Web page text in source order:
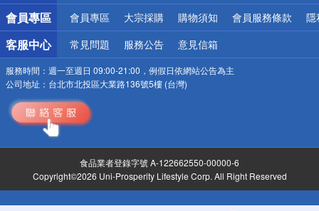
會員專區 會員專區 大宗採購 購物須知 會員服務條款 隱
客服中心 常見問題 服務公告 意見信箱
服務時間： 週一至週日 09:00-21:00，例假日依網站公告為主
公司地址： 台北市北投區大業路136號5樓 (台灣)
食品業者登錄字號 A-122662550-00000-6
Copyright©2026 Uni-Prosperity Lifestyle Corp. All Right Reserved